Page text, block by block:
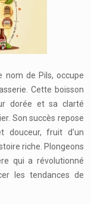
nom de Pils, occupe
Cette boisson
dorée et sa clarté
Son succès repose
douceur, fruit d’un
riche. Plongeons
qui a révolutionné
les tendances de